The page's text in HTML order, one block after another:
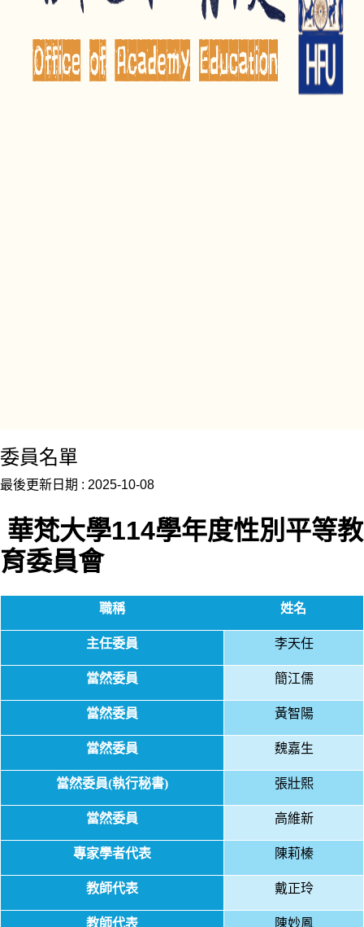
委員名單
最後更新日期 : 2025-10-08
華梵大學114學年度性別平等教
育委員會
職稱 姓名
主任委員 李天任
當然委員 簡江儒
當然委員 黃智陽
當然委員 魏嘉生
當然委員(執行秘書) 張壯熙
當然委員 高維新
專家學者代表 陳莉榛
教師代表 戴正玲
教師代表 陳妙鳳